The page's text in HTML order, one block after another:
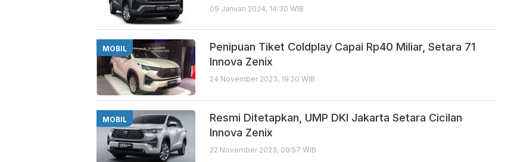
09 Januari 2024, 14:30 WIB
MOBIL
Penipuan Tiket Coldplay Capai Rp40 Miliar, Setara 71
Innova Zenix
24 November 2023, 19:20 WIB
MOBIL
Resmi Ditetapkan, UMP DKI Jakarta Setara Cicilan
Innova Zenix
22 November 2023, 09:57 WIB